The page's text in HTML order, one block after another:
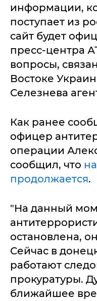
информации,
поступает из
сайт будет
пресс-центра
вопросы,
Востоке
Селезнева
Как ранее
офицер
операции
сообщил, что
продолжается.
"На данный
остановлена,
Сейчас в
работают
прокуратуры.
ближайшее